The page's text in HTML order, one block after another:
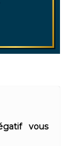
vous